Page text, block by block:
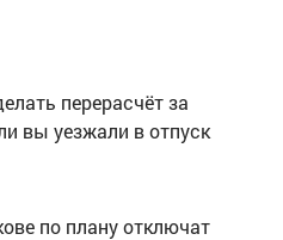
перерасчёт за
вы уезжали в отпуск
по плану отключат